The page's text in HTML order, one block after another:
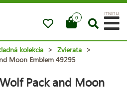
0
menu
kolekcia > Zvierata >
Moon Emblem 49295
Pack and Moon